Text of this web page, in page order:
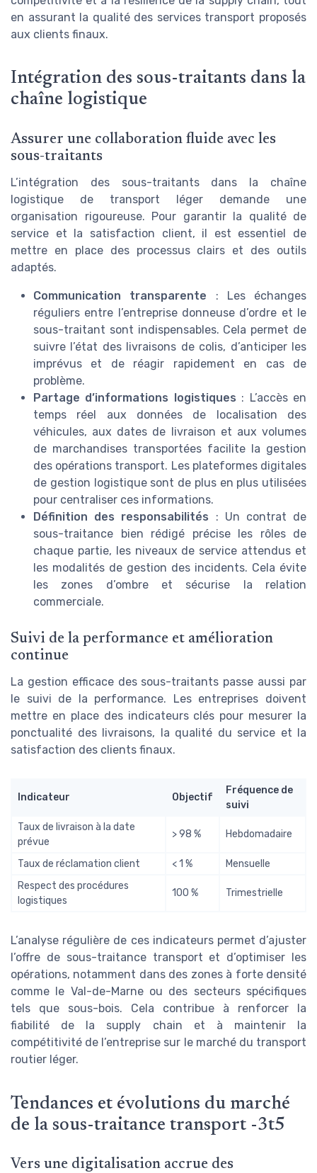
en assurant la qualité des services transport proposés
aux clients finaux.
Intégration des sous-traitants dans la
chaîne logistique
Assurer une collaboration fluide avec les
sous-traitants
L’intégration des sous-traitants dans la chaîne
logistique de transport léger demande une
organisation rigoureuse. Pour garantir la qualité de
service et la satisfaction client, il est essentiel de
mettre en place des processus clairs et des outils
adaptés.
Communication transparente : Les échanges
réguliers entre l’entreprise donneuse d’ordre et le
sous-traitant sont indispensables. Cela permet de
suivre l’état des livraisons de colis, d’anticiper les
imprévus et de réagir rapidement en cas de
problème.
Partage d’informations logistiques : L’accès en
temps réel aux données de localisation des
véhicules, aux dates de livraison et aux volumes
de marchandises transportées facilite la gestion
des opérations transport. Les plateformes digitales
de gestion logistique sont de plus en plus utilisées
pour centraliser ces informations.
Définition des responsabilités : Un contrat de
sous-traitance bien rédigé précise les rôles de
chaque partie, les niveaux de service attendus et
les modalités de gestion des incidents. Cela évite
les zones d’ombre et sécurise la relation
commerciale.
Suivi de la performance et amélioration
continue
La gestion efficace des sous-traitants passe aussi par
le suivi de la performance. Les entreprises doivent
mettre en place des indicateurs clés pour mesurer la
ponctualité des livraisons, la qualité du service et la
satisfaction des clients finaux.
Indicateur Objectif
Fréquence de
suivi
Taux de livraison à la date
prévue
> 98 % Hebdomadaire
Taux de réclamation client < 1 %
Mensuelle
Respect des procédures
logistiques
100 % Trimestrielle
L’analyse régulière de ces indicateurs permet d’ajuster
l’offre de sous-traitance transport et d’optimiser les
opérations, notamment dans des zones à forte densité
comme le Val-de-Marne ou des secteurs spécifiques
tels que sous-bois. Cela contribue à renforcer la
fiabilité de la supply chain et à maintenir la
compétitivité de l’entreprise sur le marché du transport
routier léger.
Tendances et évolutions du marché
de la sous-traitance transport -3t5
Vers une digitalisation accrue des